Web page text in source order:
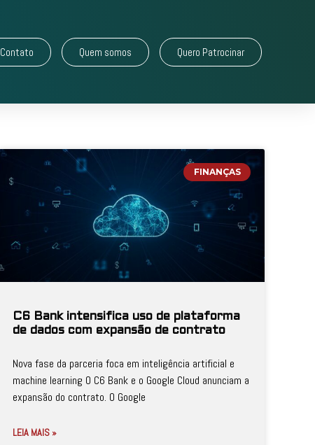
Contato Quem somos Quero Patrocinar
FINANÇAS
C6 Bank intensifica uso de plataforma
de dados com expansão de contrato
Nova fase da parceria foca em inteligência artificial e
machine learning O C6 Bank e o Google Cloud anunciam a
expansão do contrato. O Google
LEIA MAIS »